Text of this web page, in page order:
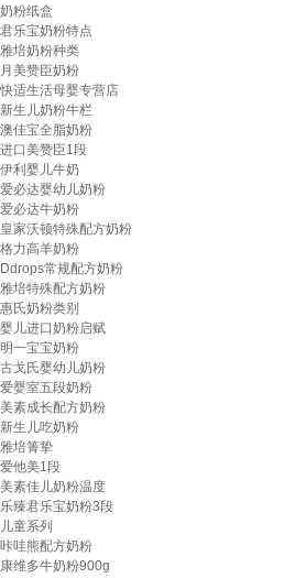
奶粉纸盒
君乐宝奶粉特点
雅培奶粉种类
月美赞臣奶粉
快适生活母婴专营店
新生儿奶粉牛栏
澳佳宝全脂奶粉
进口美赞臣1段
伊利婴儿牛奶
爱必达婴幼儿奶粉
爱必达牛奶粉
皇家沃顿特殊配方奶粉
格力高羊奶粉
Ddrops常规配方奶粉
雅培特殊配方奶粉
惠氏奶粉类别
婴儿进口奶粉启赋
明一宝宝奶粉
古戈氏婴幼儿奶粉
爱婴室五段奶粉
美素成长配方奶粉
新生儿吃奶粉
雅培箐挚
爱他美1段
美素佳儿奶粉温度
乐臻君乐宝奶粉3段
儿童系列
咔哇熊配方奶粉
康维多牛奶粉900g